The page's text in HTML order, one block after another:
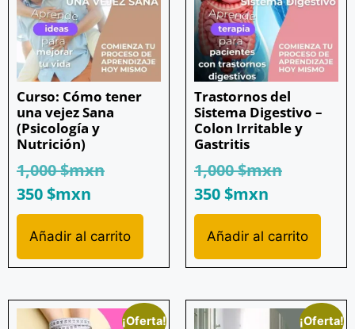
Curso: Cómo tener
una vejez Sana
(Psicología y
Nutrición)
1,000$mxn
350$mxn
Añadir al carrito
Trastornos del
Sistema Digestivo –
Colon Irritable y
Gastritis
1,000$mxn
350$mxn
Añadir al carrito
¡Oferta! ¡Oferta!